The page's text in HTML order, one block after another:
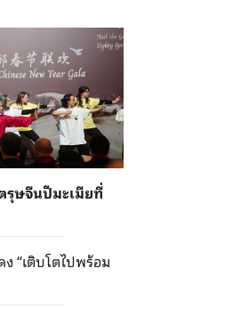
รุษจีนปีมะเมียที่
“เติบโตไปพร้อม